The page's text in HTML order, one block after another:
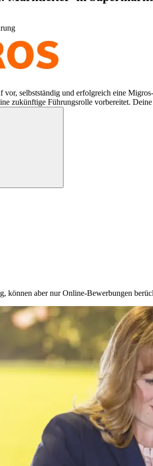
vor, selbstständig und erfolgreich eine
zukünftige Führungsrolle vorbereitet.
können aber nur Online-Bewerbungen